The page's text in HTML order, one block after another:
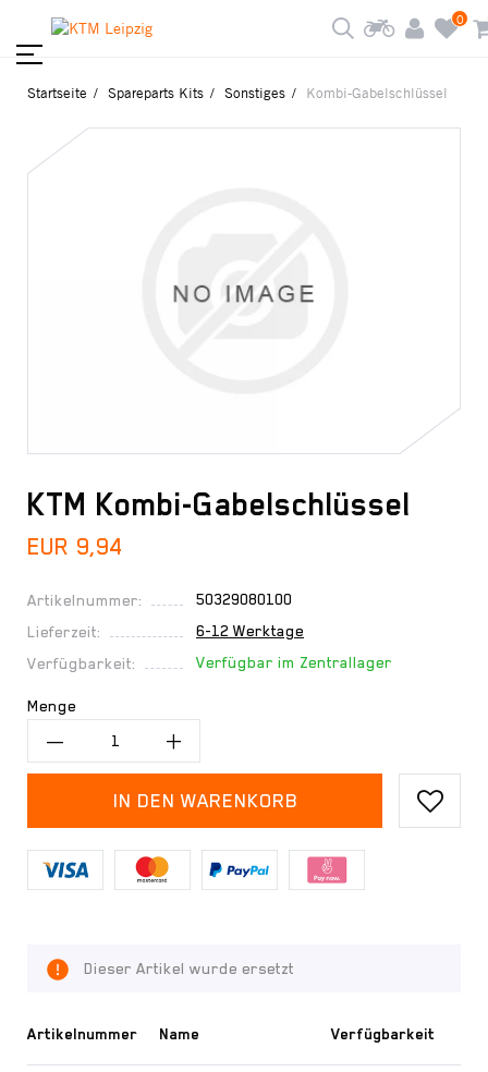
0
Startseite Spareparts Kits Sonstiges Kombi-Gabelschlüssel
KTM Kombi-Gabelschlüssel
EUR 9,94
Artikelnummer:
50329080100
Lieferzeit:
6-12 Werktage
Verfügbarkeit:
Verfügbar im Zentrallager
Menge
IN DEN WARENKORB
Dieser Artikel wurde ersetzt
Artikelnummer Name Verfügbarkeit